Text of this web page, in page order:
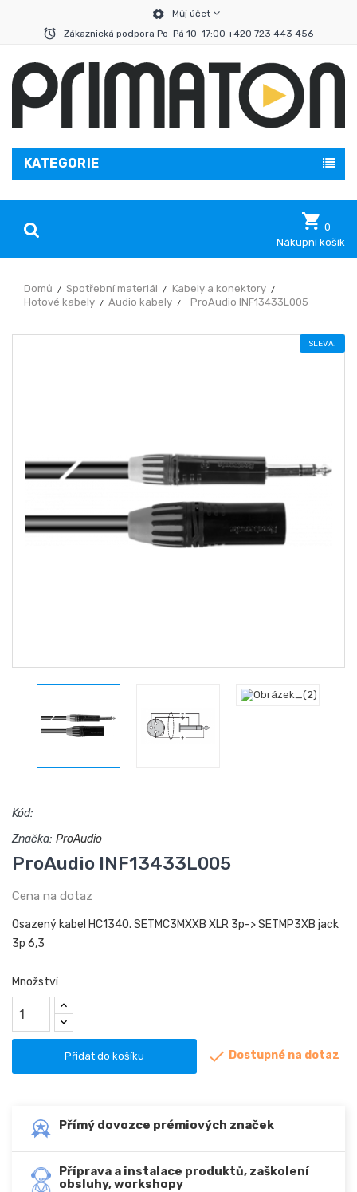
Můj účet
Zákaznická podpora Po-Pá 10-17:00 +420 723 443 456
KATEGORIE
0
Nákupní košík
Domů Spotřební materiál
Kabely a konektory
Hotové kabely
Audio kabely ProAudio INF13433L005
SLEVA!
Kód:
Značka: ProAudio
ProAudio INF13433L005
Cena na dotaz
Osazený kabel HC1340. SETMC3MXXB XLR 3p-> SETMP3XB jack
3p 6,3
Množství
Přidat do košíku  Dostupné na dotaz
Přímý dovozce prémiových značek
Příprava a instalace produktů, zaškolení
obsluhy, workshopy